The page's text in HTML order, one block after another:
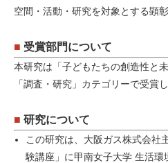
空間・活動・研究を対象とする顕彰
■ 受賞部門について
本研究は「子どもたちの創造性と
「調査・研究」カテゴリーで受賞
■ 研究について
この研究は、大阪ガス株式会社
験講座」に甲南女子大学 生活